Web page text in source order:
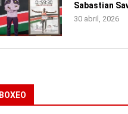
Sabastian
30 abril, 2026
BOXEO